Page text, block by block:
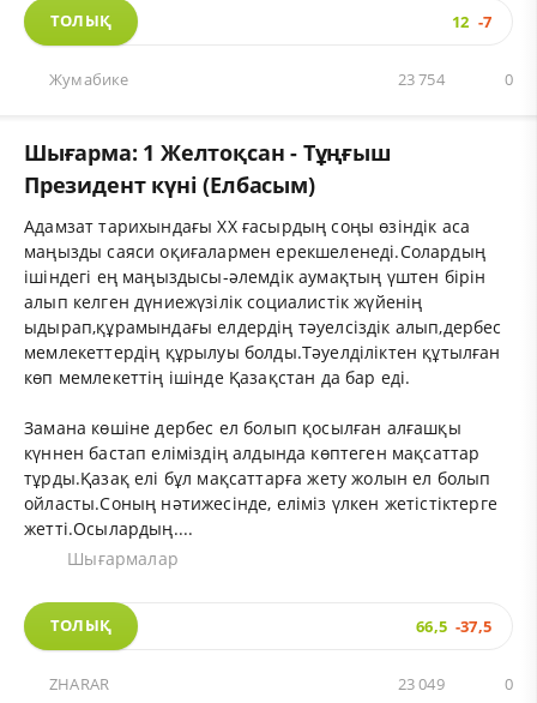
ТОЛЫҚ 12 -7
Жумабике 0
23 754
Шығарма: 1 Желтоқсан - Тұңғыш
Президент күні (Елбасым)
Адамзат тарихындағы ХХ ғасырдың соңы өзіндік аса
маңызды саяси оқиғалармен ерекшеленеді.Солардың
ішіндегі ең маңыздысы-әлемдік аумақтың үштен бірін
алып келген дүниежүзілік социалистік жүйенің
ыдырап,құрамындағы елдердің тәуелсіздік алып,дербес
мемлекеттердің құрылуы болды.Тәуелділіктен құтылған
көп мемлекеттің ішінде Қазақстан да бар еді.
Замана көшіне дербес ел болып қосылған алғашқы
күннен бастап еліміздің алдында көптеген мақсаттар
тұрды.Қазақ елі бұл мақсаттарға жету жолын ел болып
ойласты.Соның нәтижесінде, еліміз үлкен жетістіктерге
жетті.Осылардың....
Шығармалар
ТОЛЫҚ 66,5 -37,5
ZHARAR 0
23 049